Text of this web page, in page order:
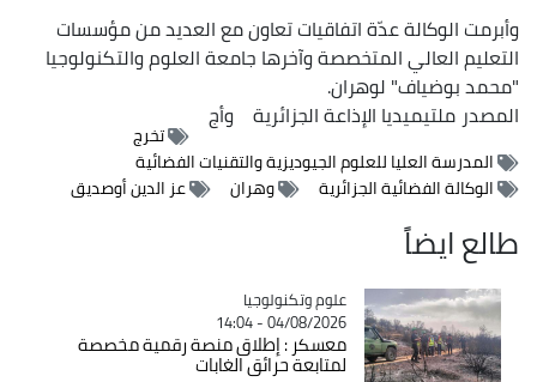
وأبرمت الوكالة عدّة اتفاقيات تعاون مع العديد من مؤسسات
التعليم العالي المتخصصة وآخرها جامعة العلوم والتكنولوجيا
"محمد بوضياف" لوهران.
المصدرملتيميديا الإذاعة الجزائرية وأج
تخرج
المدرسة العليا للعلوم الجيوديزية والتقنيات الفضائية
الوكالة الفضائية الجزائرية
وهران عز الدين أوصديق
طالع ايضاً
Catégorie
علوم وتكنولوجيا
04/08/2026 - 14:04
معسكر : إطلاق منصة رقمية مخصصة
لمتابعة حرائق الغابات